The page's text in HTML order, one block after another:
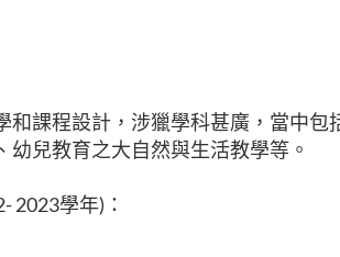
和課程設計，涉獵學科甚廣，當中包
兒教育之大自然與生活教學等。
2023學年)：